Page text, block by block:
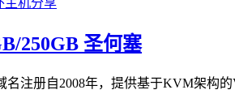
250GB 圣何塞
注册自2008年，提供基于KVM架构